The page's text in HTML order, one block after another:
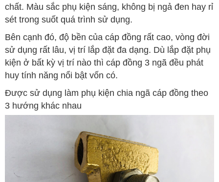
chất. Màu sắc phụ kiện sáng, không bị ngả đen hay rỉ
sét trong suốt quá trình sử dụng.
Bên cạnh đó, độ bền của cáp đồng rất cao, vòng đời
sử dụng rất lâu, vị trí lắp đặt đa dạng. Dù lắp đặt phụ
kiện ở bất kỳ vị trí nào thì cáp đồng 3 ngã đều phát
huy tính năng nổi bật vốn có.
Được sử dụng làm phụ kiện chia ngã cáp đồng theo
3 hướng khác nhau